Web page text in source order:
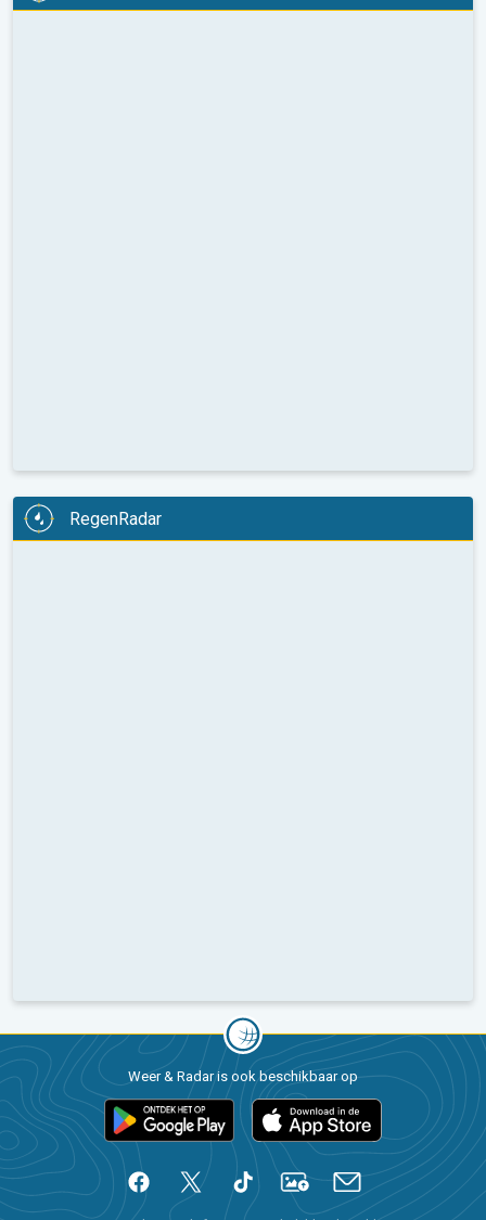
RegenRadar
Weer & Radar is ook beschikbaar op